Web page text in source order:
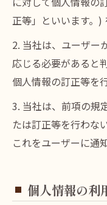
正等」といいます。)
2. 当社は、ユーザー
応じる必要があると
個人情報の訂正等を
3. 当社は、前項の規
たは訂正等を行わな
これをユーザーに通
個人情報の利